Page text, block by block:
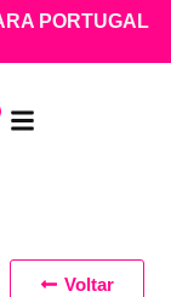
PORTUGAL
Voltar